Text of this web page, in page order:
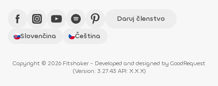
Daruj členstvo
Slovenčina
Čeština
Copyright © 2026 Fitshaker - Developed and designed by GoodRequest
(Version: 3.27.43 API: X.X.X)